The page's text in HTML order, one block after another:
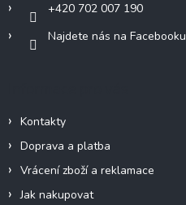
v
+420 702 007 190
Najdete nás na Facebooku
Kontakty
Doprava a platba
Vrácení zboží a reklamace
Jak nakupovat